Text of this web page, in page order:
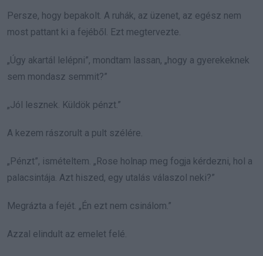
Persze, hogy bepakolt. A ruhák, az üzenet, az egész nem
most pattant ki a fejéből. Ezt megtervezte.
„Úgy akartál lelépni”, mondtam lassan, „hogy a gyerekeknek
sem mondasz semmit?”
„Jól lesznek. Küldök pénzt.”
A kezem rászorult a pult szélére.
„Pénzt”, ismételtem. „Rose holnap meg fogja kérdezni, hol a
palacsintája. Azt hiszed, egy utalás válaszol neki?”
Megrázta a fejét. „Én ezt nem csinálom.”
Azzal elindult az emelet felé.